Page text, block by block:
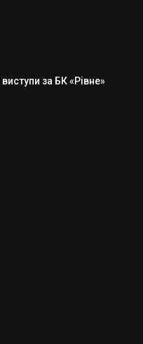
за БК «Рівне»